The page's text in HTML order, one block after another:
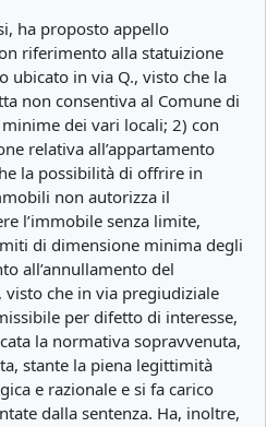
ha proposto appello
riferimento alla statuizione
ubicato in via Q., visto che la
non consentiva al Comune di
dei vari locali; 2) con
relativa all’appartamento
la possibilità di offrire in
non autorizza il
l’immobile senza limite,
di dimensione minima degli
all’annullamento del
che in via pregiudiziale
per difetto di interesse,
la normativa sopravvenuta,
stante la piena legittimità
e razionale e si fa carico
dalla sentenza. Ha, inoltre,